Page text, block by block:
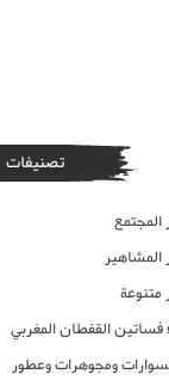
تصنيفات
المجتمع
المشاهير
متنوعة
فساتين القفطان المغربي
ومجوهرات وعطور